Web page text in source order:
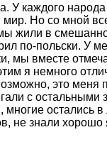
У каждого
мир. Но со мной
жили в
по-польски. У
мы вместе
я немного
это меня
с остальными
многие остались
не знали